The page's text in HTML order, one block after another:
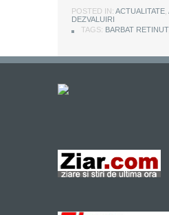
POSTED IN: ACTUALITATE
DEZVALUIRI
TAGS: BARBAT RETINUT,